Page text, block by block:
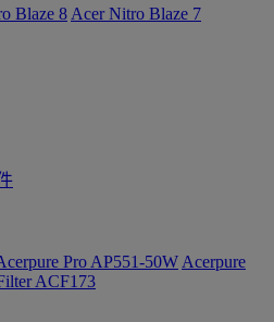
Blaze 8 Acer Nitro Blaze 7
Pro AP551-50W Acerpure
ACF173